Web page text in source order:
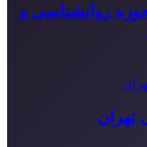
روانشناسی و
تهران